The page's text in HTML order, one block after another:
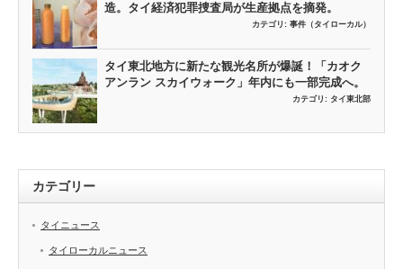
造。タイ経済犯罪捜査局が生産拠点を摘発。
カテゴリ: 事件（タイローカル）
タイ東北地方に新たな観光名所が爆誕！「カオク
アンラン スカイウォーク」年内にも一部完成へ。
カテゴリ: タイ東北部
カテゴリー
タイニュース
タイローカルニュース